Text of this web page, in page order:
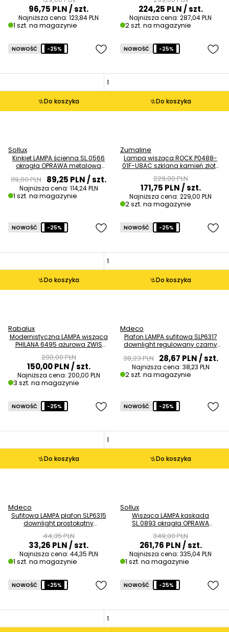
96,75 PLN/ szt.
Najniższa cena: 123,84 PLN
1 szt. na magazynie
224,25 PLN/ szt.
Najniższa cena: 287,04 PLN
2 szt. na magazynie
Do koszyka
NOWOŚĆ -25%
Sollux
Kinkiet LAMPA ścienna SL.0566
okrągła OPRAWA metalowa
tuba grafitowa OUTLET
119,00 PLN 89,25 PLN/ szt.
Najniższa cena: 114,24 PLN
1 szt. na magazynie
Do koszyka
NOWOŚĆ -25%
Zumaline
Lampa wisząca ROCK P0488-
01F-U8AC szklana kamień złoty
229,00 PLN
171,75 PLN/ szt.
Najniższa cena: 229,00 PLN
2 szt. na magazynie
Do koszyka
NOWOŚĆ -25%
Rabalux
Modernistyczna LAMPA wisząca
PHILANA 6495 ażurowa ZWIS
OUTLET
200,00 PLN
150,00 PLN/ szt.
Najniższa cena: 200,00 PLN
3 szt. na magazynie
Do koszyka
NOWOŚĆ -25%
Mdeco
Plafon LAMPA sufitowa SLP6317
downlight regulowany czarny
38,23 PLN 28,67 PLN/ szt.
Najniższa cena: 38,23 PLN
2 szt. na magazynie
Do koszyka
NOWOŚĆ -25%
Mdeco
Sufitowa LAMPA plafon SLP6315
downlight prostokątny
44,35 PLN
33,26 PLN/ szt.
Najniższa cena: 44,35 PLN
1 szt. na magazynie
Do koszyka
NOWOŚĆ -25%
Sollux
Wisząca LAMPA kaskada
SL.0893 okrągła OPRAWA
złote OUTLET
349,00 PLN
261,76 PLN/ szt.
Najniższa cena: 335,04 PLN
1 szt. na magazynie
NOWOŚĆ -25% NOWOŚĆ -25%